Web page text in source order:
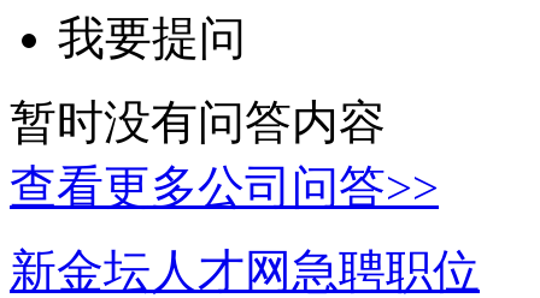
我要提问
暂时没有问答内容
查看更多公司问答>>
新金坛人才网急聘职位